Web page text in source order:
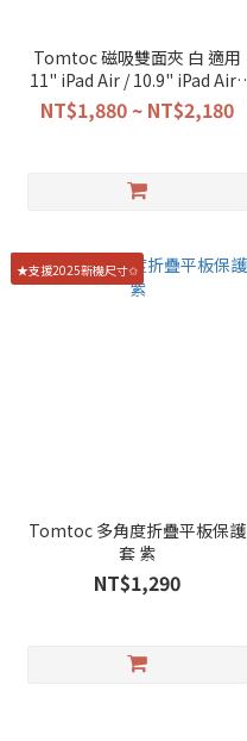
Tomtoc 磁吸雙面夾 白 適用
11" iPad Air / 10.9" iPad Air /
11" iPad Pro
NT$1,880 ~ NT$2,180
★支援2025新機尺寸✩
Tomtoc 多角度折疊平板保護
套 紫
NT$1,290